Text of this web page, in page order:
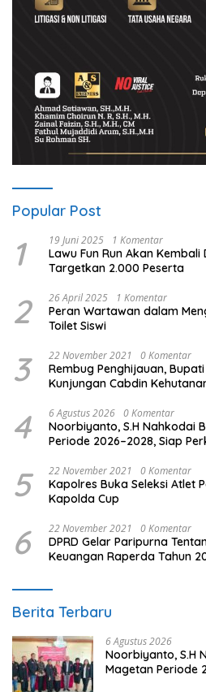
Popular Post
1 19 Juni 2025 1 Komentar
Lawu Fun Run Akan
Targetkan 2.000 Peserta
2 26 April 2025 1 Komentar
Peran Wartawan dalam
Toilet Siswi
3 22 November 2021 0 Komentar
Rembug Penghijauan,
Kunjungan Cabdin
4 6 Agustus 2026 0 Komentar
Noorbiyanto, S.H Nahkodai
Periode 2026–2028, Siap
5 22 November 2021 0 Komentar
Kapolres Buka Seleksi Atlet
Kapolda Cup
6 22 November 2021 0 Komentar
DPRD Gelar Paripurna
Keuangan Raperda Tahun
Berita Terbaru
6 Agustus 2026
Noorbiyanto, S.H
Magetan Periode